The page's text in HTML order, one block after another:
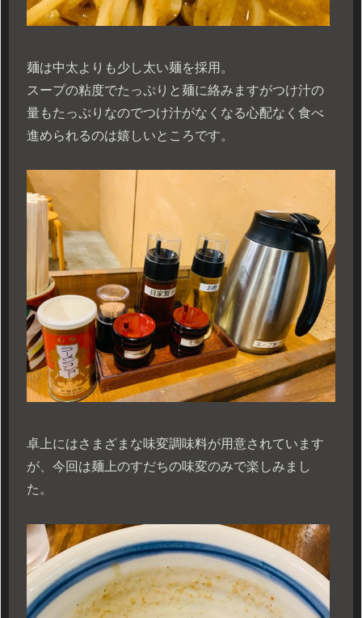
麺は中太よりも少し太い麺を採用。
スープの粘度でたっぷりと麺に絡みますがつけ汁の
量もたっぷりなのでつけ汁がなくなる心配なく食べ
進められるのは嬉しいところです。
卓上にはさまざまな味変調味料が用意されています
が、今回は麺上のすだちの味変のみで楽しみまし
た。